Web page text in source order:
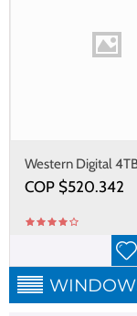
Western Digital
COP $520.342